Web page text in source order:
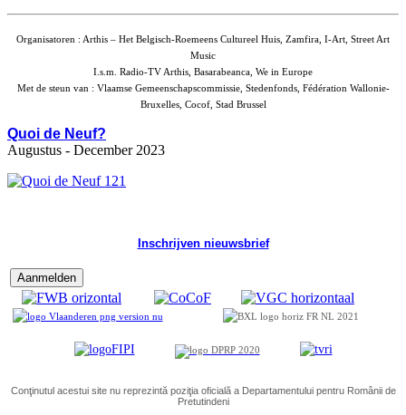
Organisatoren : Arthis – Het Belgisch-Roemeens Cultureel Huis, Zamfira, I-Art, Street Art
Music
I.s.m. Radio-TV Arthis, Basarabeanca, We in Europe
Met de steun van : Vlaamse Gemeenschapscommissie, Stedenfonds, Fédération Wallonie-
Bruxelles, Cocof, Stad Brussel
Quoi de Neuf?
Augustus - December 2023
Inschrijven nieuwsbrief
Conţinutul acestui site nu reprezintă poziţia oficială a Departamentului pentru Românii de
Pretutindeni